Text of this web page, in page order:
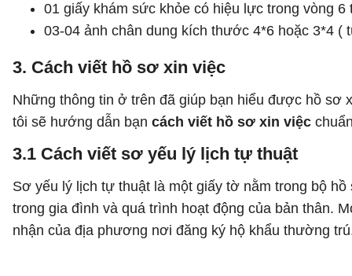
01 giấy khám sức khỏe có hiệu lực trong vòng 6
03-04 ảnh chân dung kích thước 4*6 hoặc 3*4
3. Cách viết hồ sơ xin việc
Những thông tin ở trên đã giúp bạn hiểu được hồ sơ
tôi sẽ hướng dẫn bạn cách viết hồ sơ xin việc
3.1 Cách viết sơ yếu lý lịch tự thuật
Sơ yếu lý lịch tự thuật là một giấy tờ nằm trong bộ
trong gia đình và quá trình hoạt động của bản thân.
nhận của địa phương nơi đăng ký hộ khẩu thường